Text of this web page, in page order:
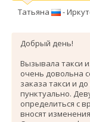
Татьяна -
Добрый день!
Вызывала такси
очень довольна
заказа такси и
пунктуально.
определиться с
вносят